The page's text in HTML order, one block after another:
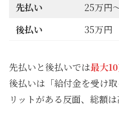
先払い
25万円
後払い
35万円
先払いと後払いでは最大
後払いは「給付金を受け
リットがある反面、総額は